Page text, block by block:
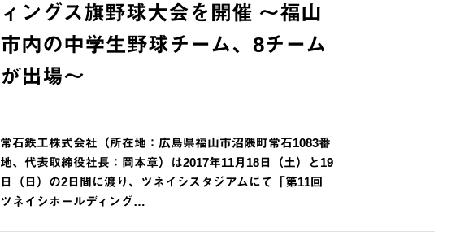
ィングス旗野球大会を開催 ～福山
市内の中学生野球チーム、8チーム
が出場～
常石鉄工株式会社（所在地：広島県福山市沼隈町常石1083番
地、代表取締役社長：岡本章）は2017年11月18日（土）と19
日（日）の2日間に渡り、ツネイシスタジアムにて「第11回
ツネイシホールディング…